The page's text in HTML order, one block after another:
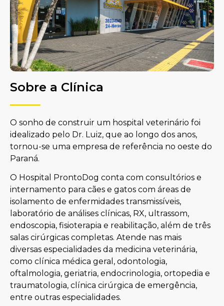
Sobre a Clínica
O sonho de construir um hospital veterinário foi
idealizado pelo Dr. Luiz, que ao longo dos anos,
tornou-se uma empresa de referência no oeste do
Paraná.
O Hospital ProntoDog conta com consultórios e
internamento para cães e gatos com áreas de
isolamento de enfermidades transmissíveis,
laboratório de análises clínicas, RX, ultrassom,
endoscopia, fisioterapia e reabilitação, além de três
salas cirúrgicas completas. Atende nas mais
diversas especialidades da medicina veterinária,
como clínica médica geral, odontologia,
oftalmologia, geriatria, endocrinologia, ortopedia e
traumatologia, clínica cirúrgica de emergência,
entre outras especialidades.